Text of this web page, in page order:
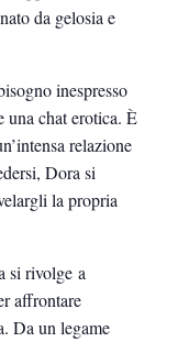
da gelosia e
inespresso
una chat erotica. È
relazione
Dora si
la propria
si rivolge a
affrontare
Da un legame